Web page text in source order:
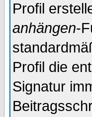
Profil
anhängen-
Profil die
Signatur